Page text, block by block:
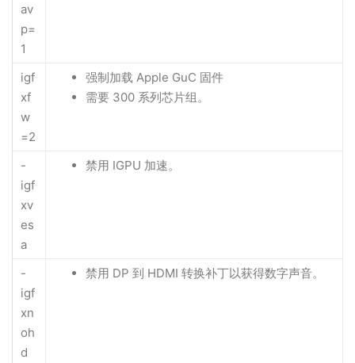
av
p=
1
igf
xf
w
=2
强制加载 Apple GuC 固件
需要 300 系列芯片组。
-
igf
xv
es
a
禁用 IGPU 加速。
-
igf
xn
oh
d
禁用 DP 到 HDMI 转换补丁以获得数字声音。